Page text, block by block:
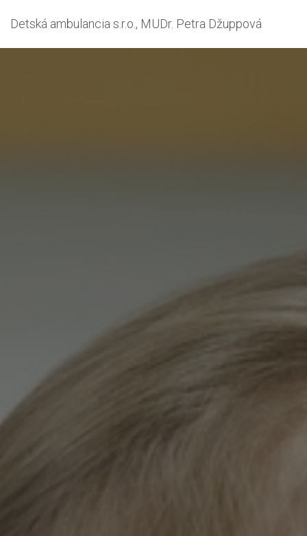
Detská ambulancia s.r.o., MUDr. Petra Džuppová